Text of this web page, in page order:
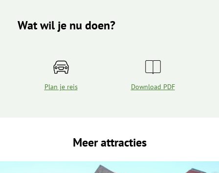
Wat wil je nu doen?
Plan je reis Download PDF
Meer attracties